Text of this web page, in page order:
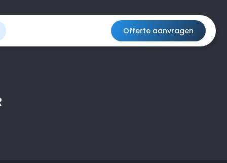
Offerte aanvragen